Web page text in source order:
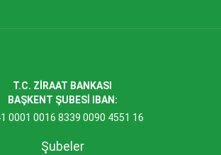
T.C. ZİRAAT BANKASI
BAŞKENT ŞUBESİ IBAN:
0001 0016 8339 0090 4551 16
Şubeler